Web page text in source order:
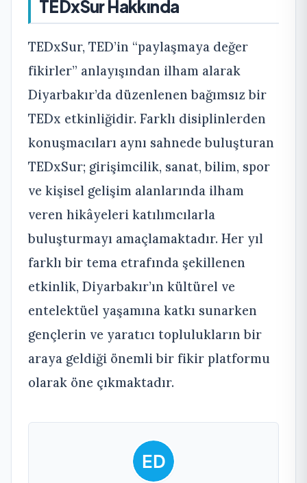
TEDxSur Hakkında
TEDxSur, TED’in “paylaşmaya değer
fikirler” anlayışından ilham alarak
Diyarbakır’da düzenlenen bağımsız bir
TEDx etkinliğidir. Farklı disiplinlerden
konuşmacıları aynı sahnede buluşturan
TEDxSur; girişimcilik, sanat, bilim, spor
ve kişisel gelişim alanlarında ilham
veren hikâyeleri katılımcılarla
buluşturmayı amaçlamaktadır. Her yıl
farklı bir tema etrafında şekillenen
etkinlik, Diyarbakır’ın kültürel ve
entelektüel yaşamına katkı sunarken
gençlerin ve yaratıcı toplulukların bir
araya geldiği önemli bir fikir platformu
olarak öne çıkmaktadır.